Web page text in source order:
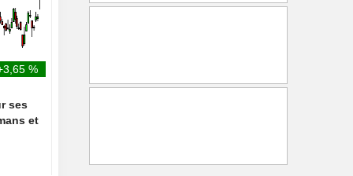
%
ses
et
l'impôt sur le revenu des
9 % sur un an au